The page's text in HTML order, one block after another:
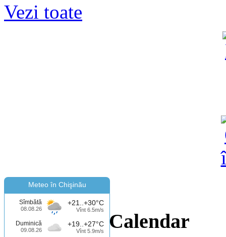
Vezi toate
Meteo în Chişinău
Sîmbătă
08.08.26
+21..+30°C
Vînt 6.5m/s
Duminică
09.08.26
+19..+27°C
Vînt 5.9m/s Calendar